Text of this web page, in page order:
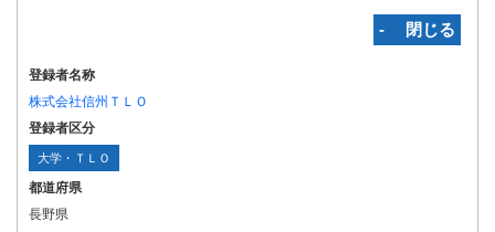
‐ 閉じる
登録者名称
株式会社信州ＴＬＯ
登録者区分
大学・ＴＬＯ
都道府県
長野県